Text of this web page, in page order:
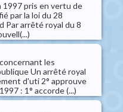
1997 pris en vertu de
par la loi du 28
Par arrêté royal du 8
les
Un arrêté royal
d'uti 2° approuve
: 1° accorde (...)